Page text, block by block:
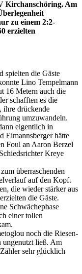
Kirchanschöring. Am
zu einem 2:2-
erzielten
spielten die Gäste
Lino Tempelmann
16 Metern auch die
schafften es die
ihre drückende
umzuwandeln.
eigentlich in
Eimannsberger hätte
Foul an Aaron Berzel
Kreye
überraschenden
auf den Kopf.
die wieder stärker aus
die Gäste.
Schwächephase
einer tollen
noch die Riesen-
ungenutzt ließ. Am
sehr glücklich